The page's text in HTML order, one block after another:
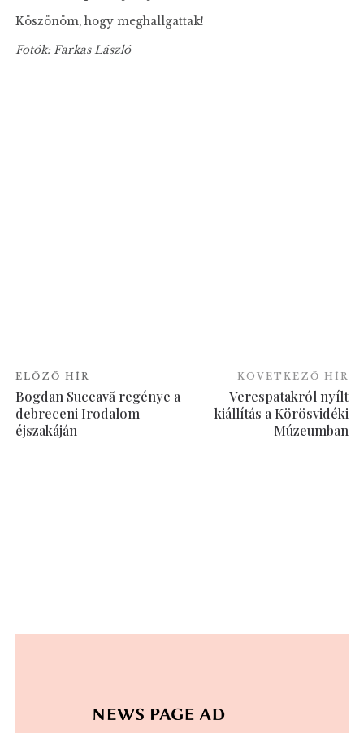
Köszönöm, hogy meghallgattak!
Fotók: Farkas László
ELŐZŐ HÍR
Bogdan Suceavă regénye a
debreceni Irodalom
éjszakáján
KÖVETKEZŐ HÍR
Verespatakról nyílt
kiállítás a Körösvidéki
Múzeumban